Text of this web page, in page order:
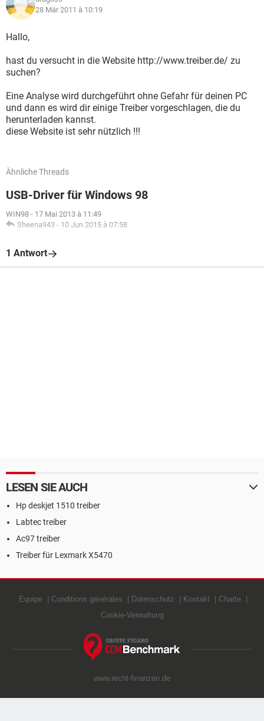
28 Mär 2011 à 10:19
Hallo,
hast du versucht in die Website http://www.treiber.de/ zu
suchen?
Eine Analyse wird durchgeführt ohne Gefahr für deinen PC
und dann es wird dir einige Treiber vorgeschlagen, die du
herunterladen kannst.
diese Website ist sehr nützlich !!!
Ähnliche Threads
USB-Driver für Windows 98
WIN98 - 17 Mai 2013 à 11:49
Sheena943 - 10 Jun 2015 à 07:58
1 Antwort
LESEN SIE AUCH
Hp deskjet 1510 treiber
Labtec treiber
Ac97 treiber
Treiber für Lexmark X5470
Equipe Conditions générales Datenschutz Kontakt
Charte
Cookie-Verwaltung
www.recht-finanzen.de